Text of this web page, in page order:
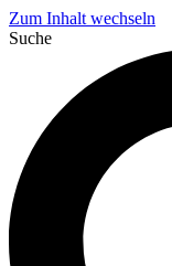
Zum Inhalt wechseln
Suche